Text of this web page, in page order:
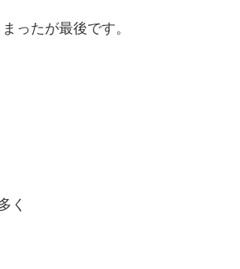
ったが最後です。
く